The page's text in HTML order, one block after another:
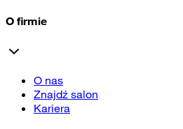
O firmie
O nas
Znajdź salon
Kariera